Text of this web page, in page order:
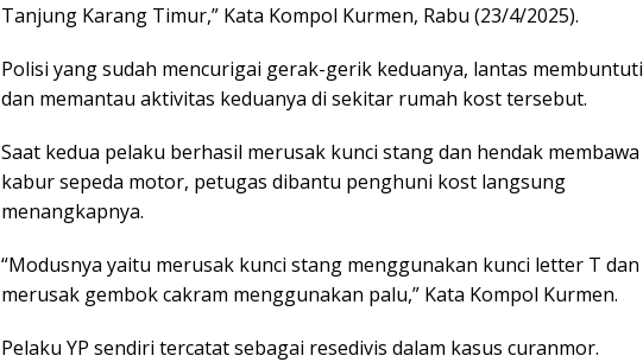
Tanjung Karang Timur,” Kata Kompol Kurmen, Rabu (23/4/2025).
Polisi yang sudah mencurigai gerak-gerik keduanya, lantas membuntuti
dan memantau aktivitas keduanya di sekitar rumah kost tersebut.
Saat kedua pelaku berhasil merusak kunci stang dan hendak membawa
kabur sepeda motor, petugas dibantu penghuni kost langsung
menangkapnya.
“Modusnya yaitu merusak kunci stang menggunakan kunci letter T dan
merusak gembok cakram menggunakan palu,” Kata Kompol Kurmen.
Pelaku YP sendiri tercatat sebagai resedivis dalam kasus curanmor.